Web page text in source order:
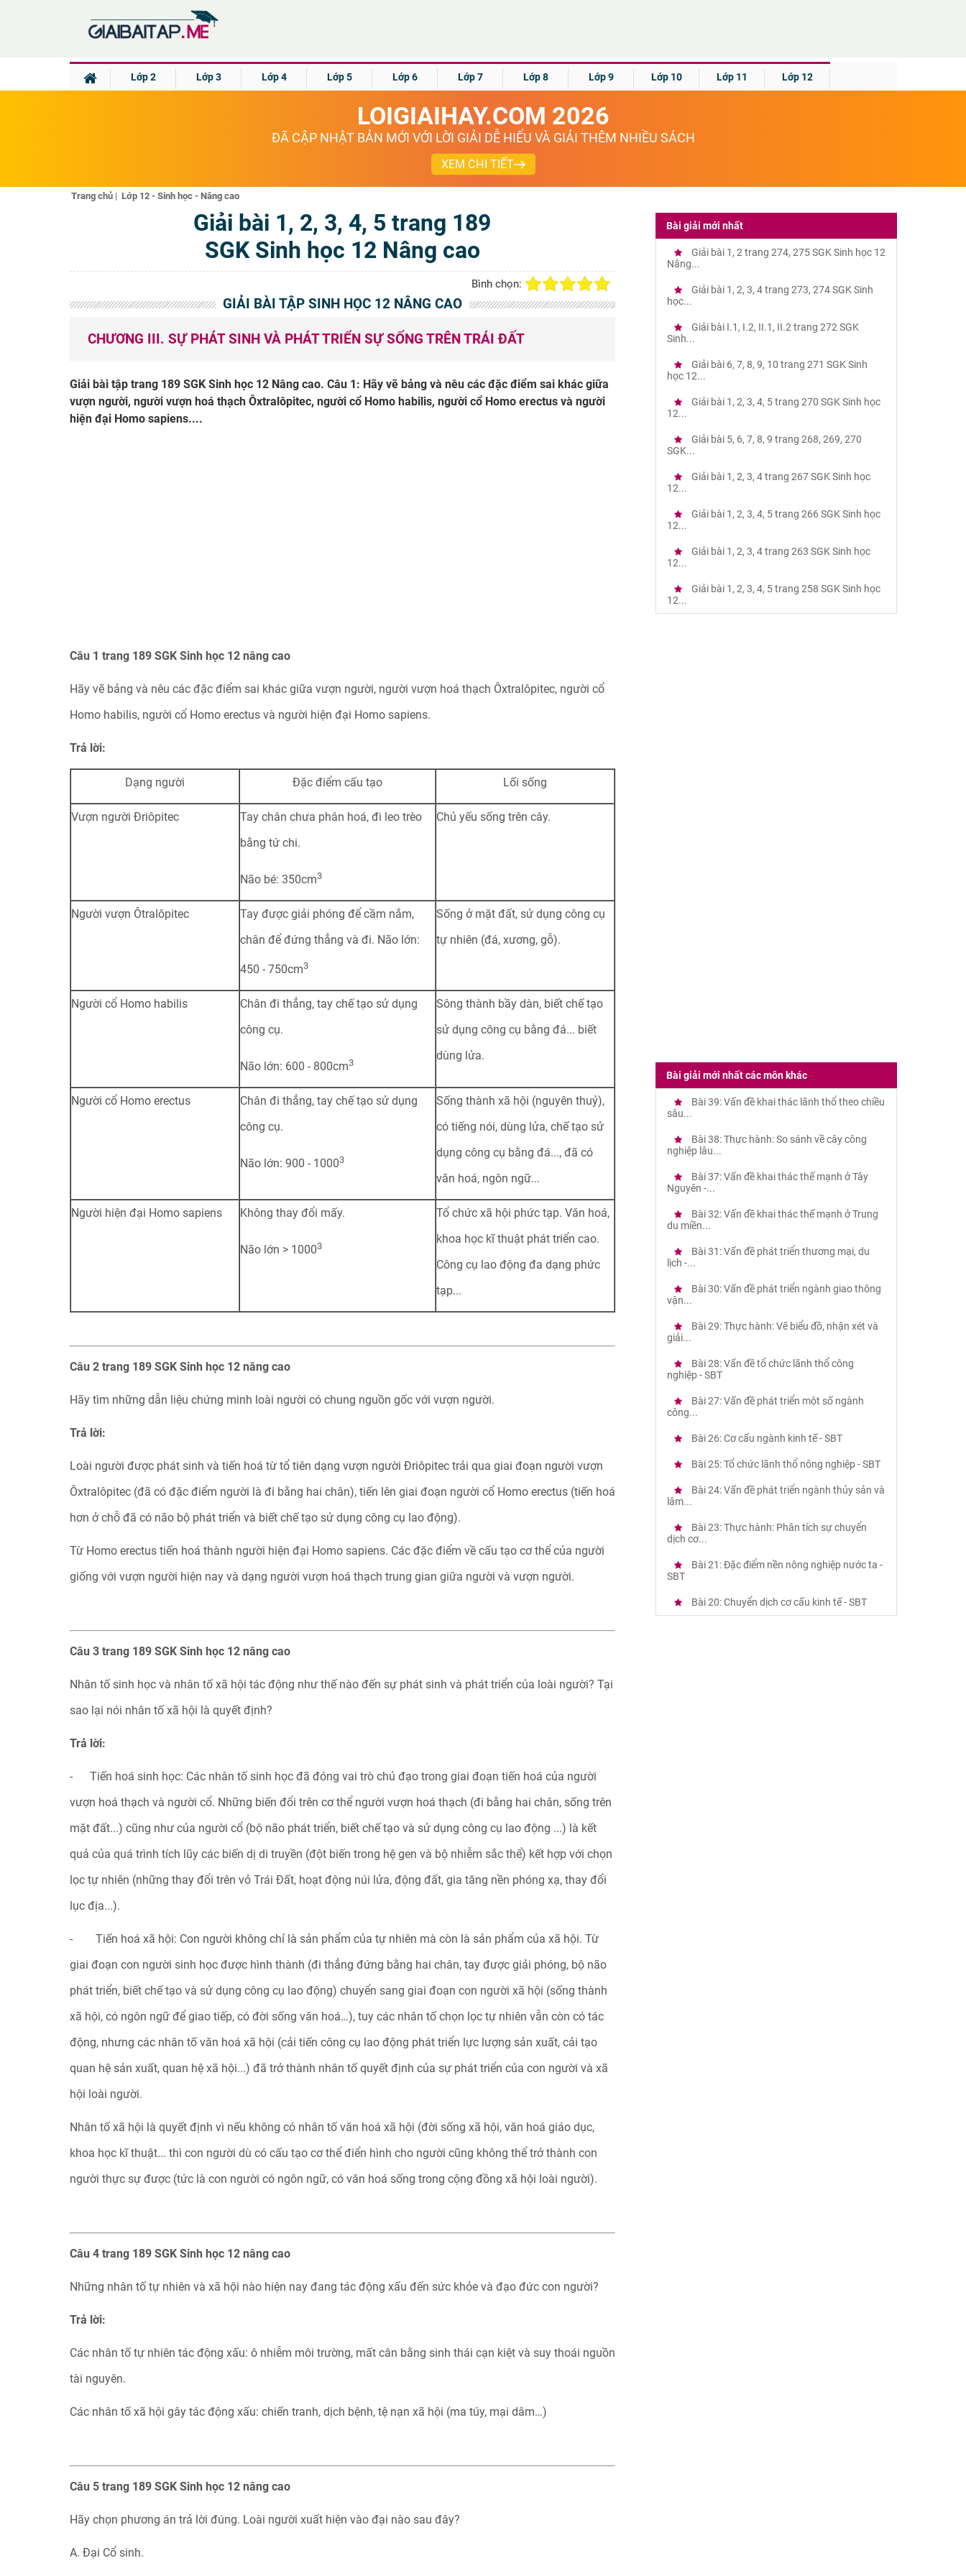
Lớp 2 Lớp 3 Lớp 4 Lớp 5 Lớp 6 Lớp 7 Lớp 8 Lớp 9 Lớp 10 Lớp 11 Lớp 12
LOIGIAIHAY.COM 2026
ĐÃ CẬP NHẬT BẢN MỚI VỚI LỜI GIẢI DỄ HIỂU VÀ GIẢI THÊM NHIỀU SÁCH
XEM CHI TIẾT
Trang chủ| Lớp 12 - Sinh học - Nâng cao
Giải bài 1, 2, 3, 4, 5 trang 189
SGK Sinh học 12 Nâng cao
Bình chọn:
GIẢI BÀI TẬP SINH HỌC 12 NÂNG CAO
CHƯƠNG III. SỰ PHÁT SINH VÀ PHÁT TRIỂN SỰ SỐNG TRÊN TRÁI ĐẤT
Giải bài tập trang 189 SGK Sinh học 12 Nâng cao. Câu 1: Hãy vẽ bảng và nêu các đặc điểm sai khác giữa
vượn người, người vượn hoá thạch Ôxtralôpitec, người cổ Homo habilis, người cổ Homo erectus và người
hiện đại Homo sapiens....
Câu 1 trang 189 SGK Sinh học 12 nâng cao
Hãy vẽ bảng và nêu các đặc điểm sai khác giữa vượn người, người vượn hoá thạch Ôxtralôpitec, người cổ
Homo habilis, người cổ Homo erectus và người hiện đại Homo sapiens.
Trả lời:
Dạng người Đặc điểm cấu tạo Lối sống
Vượn người Đriôpitec
Tay chân chưa phân hoá, đi leo trèo
bằng tứ chi.
Não bé: 350cm3
Chủ yếu sống trên cây.
Người vượn Ôtralôpitec
Tay được giải phóng để cầm nắm,
chân để đứng thẳng và đi. Não lớn:
450 - 750cm3
Sống ở mặt đất, sử dụng công cụ
tự nhiên (đá, xương, gỗ).
Người cổ Homo habilis
Chân đi thẳng, tay chế tạo sử dụng
công cụ.
Não lớn: 600 - 800cm3
Sông thành bầy dàn, biết chế tạo
sử dụng công cụ bằng đá... biết
dùng lửa.
Người cổ Homo erectus
Chân đi thẳng, tay chế tạo sử dụng
công cụ.
Não lớn: 900 - 10003
Sống thành xã hội (nguyên thuỷ),
có tiếng nói, dùng lửa, chế tạo sử
dụng công cụ bằng đá..., đã có
văn hoá, ngôn ngữ...
Người hiện đại Homo sapiens Không thay đổi mấy.
Não lớn > 10003
Tổ chức xã hội phức tạp. Văn hoá,
khoa học kĩ thuật phát triển cao.
Công cụ lao động đa dạng phức
tạp...
Câu 2 trang 189 SGK Sinh học 12 nâng cao
Hãy tìm những dẫn liệu chứng minh loài người có chung nguồn gốc với vượn người.
Trả lời:
Loài người được phát sinh và tiến hoá từ tổ tiên dạng vượn người Đriôpitec trải qua giai đoạn người vượn
Ôxtralôpitec (đã có đặc điểm người là đi bằng hai chân), tiến lên giai đoạn người cổ Homo erectus (tiến hoá
hơn ở chỗ đã có não bộ phát triển và biết chế tạo sử dụng công cụ lao động).
Từ Homo erectus tiến hoá thành người hiện đại Homo sapiens. Các đặc điểm về cấu tạo cơ thể của người
giống với vượn người hiện nay và dạng người vượn hoá thạch trung gian giữa người và vượn người.
Câu 3 trang 189 SGK Sinh học 12 nâng cao
Nhân tố sinh học và nhân tố xã hội tác động như thế nào đến sự phát sinh và phát triển của loài người? Tại
sao lại nói nhân tố xã hội là quyết định?
Trả lời:
- Tiến hoá sinh học: Các nhân tố sinh học đã đóng vai trò chủ đạo trong giai đoạn tiến hoá của người
vượn hoá thạch và người cổ. Những biến đổi trên cơ thể người vượn hoá thạch (đi bằng hai chân, sống trên
mặt đất...) cũng như của người cổ (bộ não phát triển, biết chế tạo và sử dụng công cụ lao động ...) là kết
quả của quá trình tích lũy các biến dị di truyền (đột biến trong hệ gen và bộ nhiễm sắc thể) kết hợp với chọn
lọc tự nhiên (những thay đổi trên vỏ Trái Đất, hoạt động núi lửa, động đất, gia tăng nền phóng xạ, thay đổi
lục địa...).
- Tiến hoá xã hội: Con người không chỉ là sản phẩm của tự nhiên mà còn là sản phẩm của xã hội. Từ
giai đoạn con người sinh học được hình thành (đi thẳng đứng bằng hai chân, tay được giải phóng, bộ não
phát triển, biết chế tạo và sử dụng công cụ lao động) chuyển sang giai đoạn con người xã hội (sống thành
xã hội, có ngôn ngữ để giao tiếp, có đời sống văn hoá…), tuy các nhân tố chọn lọc tự nhiên vẫn còn có tác
động, nhưng các nhân tố văn hoá xã hội (cải tiến công cụ lao động phát triển lực lượng sản xuất, cải tạo
quan hệ sản xuất, quan hệ xã hội...) đã trở thành nhân tố quyết định của sự phát triển của con người và xã
hội loài người.
Nhân tố xã hội là quyết định vì nếu không có nhân tố văn hoá xã hội (đời sống xã hội, văn hoá giáo dục,
khoa học kĩ thuật... thì con người dù có cấu tạo cơ thể điển hình cho người cũng không thể trở thành con
người thực sự được (tức là con người có ngôn ngữ, có văn hoá sống trong cộng đồng xã hội loài người).
Câu 4 trang 189 SGK Sinh học 12 nâng cao
Những nhân tố tự nhiên và xã hội nào hiện nay đang tác động xấu đến sức khỏe và đạo đức con người?
Trả lời:
Các nhân tố tự nhiên tác động xấu: ô nhiễm môi trường, mất cân bằng sinh thái cạn kiệt và suy thoái nguồn
tài nguyên.
Các nhân tố xã hội gây tác động xấu: chiến tranh, dịch bệnh, tệ nạn xã hội (ma túy, mại dâm…)
Câu 5 trang 189 SGK Sinh học 12 nâng cao
Hãy chọn phương án trả lời đúng. Loài người xuất hiện vào đại nào sau đây?
A. Đại Cổ sinh.
Bài giải mới nhất
Giải bài 1, 2 trang 274, 275 SGK Sinh học 12
Nâng...
Giải bài 1, 2, 3, 4 trang 273, 274 SGK Sinh
học...
Giải bài I.1, I.2, II.1, II.2 trang 272 SGK
Sinh...
Giải bài 6, 7, 8, 9, 10 trang 271 SGK Sinh
học 12...
Giải bài 1, 2, 3, 4, 5 trang 270 SGK Sinh học
12...
Giải bài 5, 6, 7, 8, 9 trang 268, 269, 270
SGK...
Giải bài 1, 2, 3, 4 trang 267 SGK Sinh học
12...
Giải bài 1, 2, 3, 4, 5 trang 266 SGK Sinh học
12...
Giải bài 1, 2, 3, 4 trang 263 SGK Sinh học
12...
Giải bài 1, 2, 3, 4, 5 trang 258 SGK Sinh học
12...
Bài giải mới nhất các môn khác
Bài 39: Vấn đề khai thác lãnh thổ theo chiều
sâu...
Bài 38: Thực hành: So sánh về cây công
nghiệp lâu...
Bài 37: Vấn đề khai thác thế mạnh ở Tây
Nguyên -...
Bài 32: Vấn đề khai thác thế mạnh ở Trung
du miền...
Bài 31: Vấn đề phát triển thương mại, du
lịch -...
Bài 30: Vấn đề phát triển ngành giao thông
vận...
Bài 29: Thực hành: Vẽ biểu đồ, nhận xét và
giải...
Bài 28: Vấn đề tổ chức lãnh thổ công
nghiệp - SBT
Bài 27: Vấn đề phát triển một số ngành
công...
Bài 26: Cơ cấu ngành kinh tế - SBT
Bài 25: Tổ chức lãnh thổ nông nghiệp - SBT
Bài 24: Vấn đề phát triển ngành thủy sản và
lâm...
Bài 23: Thực hành: Phân tích sự chuyển
dịch cơ...
Bài 21: Đặc điểm nền nông nghiệp nước ta -
SBT
Bài 20: Chuyển dịch cơ cấu kinh tế - SBT